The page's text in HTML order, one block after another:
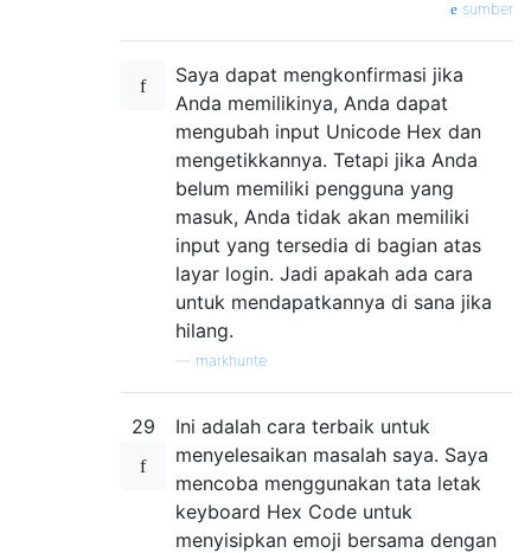
sumber
Saya dapat mengkonfirmasi jika
Anda memilikinya, Anda dapat
mengubah input Unicode Hex dan
mengetikkannya. Tetapi jika Anda
belum memiliki pengguna yang
masuk, Anda tidak akan memiliki
input yang tersedia di bagian atas
layar login. Jadi apakah ada cara
untuk mendapatkannya di sana jika
hilang.
markhunte
29
Ini adalah cara terbaik untuk
menyelesaikan masalah saya. Saya
mencoba menggunakan tata letak
keyboard Hex Code untuk
menyisipkan emoji bersama dengan